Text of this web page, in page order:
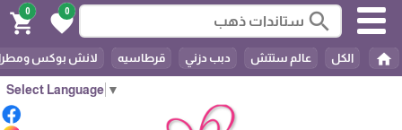
Select Language ▼
search
0
favorite
0
shopping_cart
home الكل عالم ستتش دبب دزني قرطاسيه لانش بوكس